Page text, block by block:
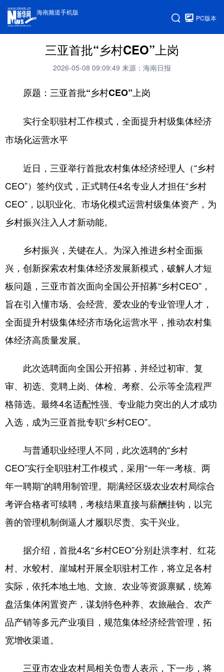
海南频道手机版
PC版本
三亚首批“乡村CEO”上岗
2026-05-08 09:09:49 来源：海南日报
原题：三亚首批“乡村CEO”上岗
实行全职驻村工作模式，全面提升村级集体经济
市场化运营水平
近日，三亚举行首批农村集体经济经理人（“乡村
CEO”）签约仪式，正式聘任4名专业人才担任“乡村
CEO”，以职业化、市场化模式运营村级集体资产，为
乡村振兴注入人才新动能。
乡村振兴，关键在人。为深入推进乡村全面振
兴，创新探索农村集体经济发展新模式，破解人才短
板问题，三亚市首次面向全国公开招募“乡村CEO”，
旨在引入懂市场、会经营、爱农业的专业管理人才，
全面提升村级集体经济市场化运营水平，推动农村集
体经济高质量发展。
此次选聘面向全国公开招募，并经过初审、复
审、初选、竞聘上岗、体检、考察、公示等全流程严
格筛选。最终4名适配性强、专业能力突出的人才成功
入选，成为三亚首批专职“乡村CEO”。
与普通职业经理人不同，此次选聘的“乡村
CEO”实行全职驻村工作模式，采用“一年一考核、两
年一聘期”的聘用制管理。期满经区级农业农村局综合
考评合格者可续聘，考核结果直接与薪酬挂钩，以完
善的管理机制倒逼人才履职尽责、实干兴业。
据介绍，首批4名“乡村CEO”分别赴洪李村、红花
村、水蛟村、崖城村开展全职驻村工作，将立足各村
实际，依托本地土地、文旅、农业等资源禀赋，统筹
盘活集体闲置资产，谋划特色种养、农旅融合、农产
品产销等多元产业项目，规范集体经济经营管理，拓
宽增收渠道。
三亚市农业农村局相关负责人表示，下一步，将